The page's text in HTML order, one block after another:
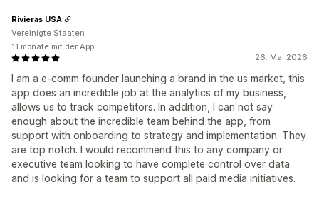
26. Mai 2026
I am a e-comm founder launching a brand in the us market, this
app does an incredible job at the analytics of my business,
allows us to track competitors. In addition, I can not say
enough about the incredible team behind the app, from
support with onboarding to strategy and implementation. They
are top notch. I would recommend this to any company or
executive team looking to have complete control over data
and is looking for a team to support all paid media initiatives.
Rivieras USA
Vereinigte Staaten
11 monate mit der App